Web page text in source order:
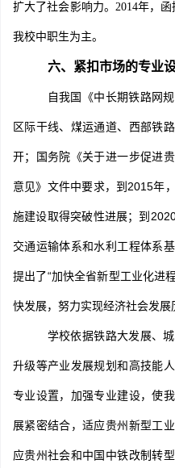
扩大了社会影响力。2014年，
我校中职生为主。
六、 紧扣市场的专业
自我国《中长期铁路网
区际干线、煤运通道、西部铁
开；国务院《关于进一步促进
意见》文件中要求，到2015年
施建设取得突破性进展；到
交通运输体系和水利工程体系
提出了“加快全省新型工业化进
快发展，努力实现经济社会发展
学校依据铁路大发展、
升级等产业发展规划和高技能
专业设置，加强专业建设，使
展紧密结合，适应贵州新型工
应贵州社会和中国中铁改制转